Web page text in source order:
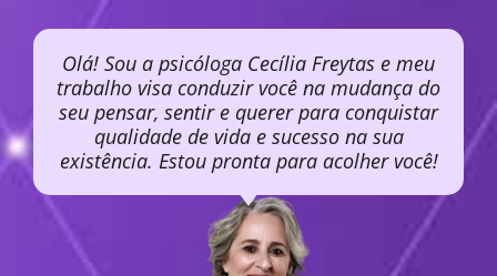
Olá! Sou a psicóloga Cecília Freytas e meu
trabalho visa conduzir você na mudança do
seu pensar, sentir e querer para conquistar
qualidade de vida e sucesso na sua
existência. Estou pronta para acolher você!